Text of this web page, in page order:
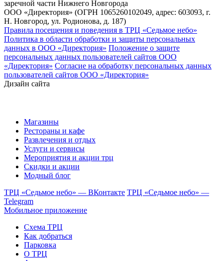
заречной части Нижнего Новгорода
ООО «Директория» (ОГРН 1065260102049, адрес: 603093, г.
Н. Новгород, ул. Родионова, д. 187)
Правила посещения и поведения в ТРЦ «Седьмое небо»
Политика в области обработки и защиты персональных
данных в ООО «Директория» Положение о защите
персональных данных пользователей сайтов ООО
«Директория» Согласие на обработку персональных данных
пользователей сайтов ООО «Директория»
Дизайн сайта
Магазины
Рестораны и кафе
Развлечения и отдых
Услуги и сервисы
Мероприятия и акции трц
Скидки и акции
Модный блог
ТРЦ «Седьмое небо» — ВКонтакте ТРЦ «Седьмое небо» —
Telegram
Мобильное приложение
Схема ТРЦ
Как добраться
Парковка
О ТРЦ